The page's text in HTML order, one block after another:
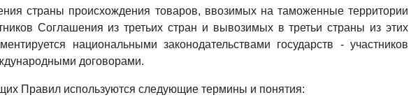
страны происхождения товаров, ввозимых на таможенные территории
Соглашения из третьих стран и вывозимых в третьи страны из этих
национальными законодательствами государств - участников
договорами.
Правил используются следующие термины и понятия: